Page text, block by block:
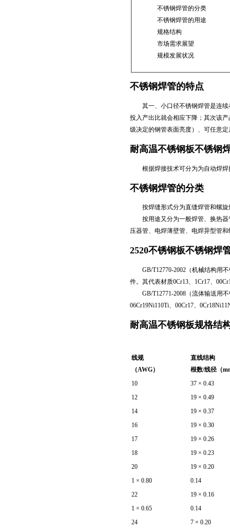
不锈钢焊管的分类
不锈钢焊管的用途
规格结构
市场需求展望
规模发展状况
不锈钢焊管的特点
其一、小口径不锈钢焊管是连续
投入产出比就会相应下降；其次该
级决定的钢管表面亮度）、可任意
耐高温不锈钢板不锈钢
根据焊接技术可分为为自动焊焊
不锈钢焊管的分类
按焊缝形式分为直缝焊管和螺旋
按用途又分为一般焊管、换热器
压器管、电焊薄壁管、电焊异型管
2520不锈钢板不锈钢焊
GB/T12770-2002（机械结构用不
件。其代表材质0Cr13、1Cr17、
GB/T12771-2008（流体输送用不
06Cr19Ni110Ti、00Cr17、
耐高温不锈钢板规格结
线规
（AWG）
直线结构
根数/线径（
10
37 × 0.43
12
19 × 0.49
14
19 × 0.37
16
19 × 0.30
17
19 × 0.26
18
19 × 0.23
20
19 × 0.20
1 × 0.80
0.14
22
19 × 0.16
1 × 0.65
0.14
24
7 × 0.20